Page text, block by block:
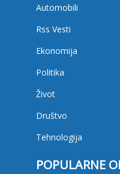
Automobili
Rss Vesti
Ekonomija
Politika
Život
Društvo
Tehnologija
POPULARNE